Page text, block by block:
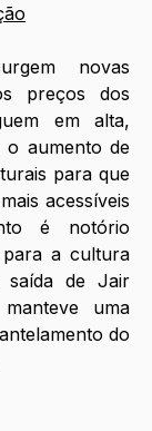
novas
preços dos
em alta,
o aumento de
para que
acessíveis
é notório
para a cultura
saída de Jair
uma
do